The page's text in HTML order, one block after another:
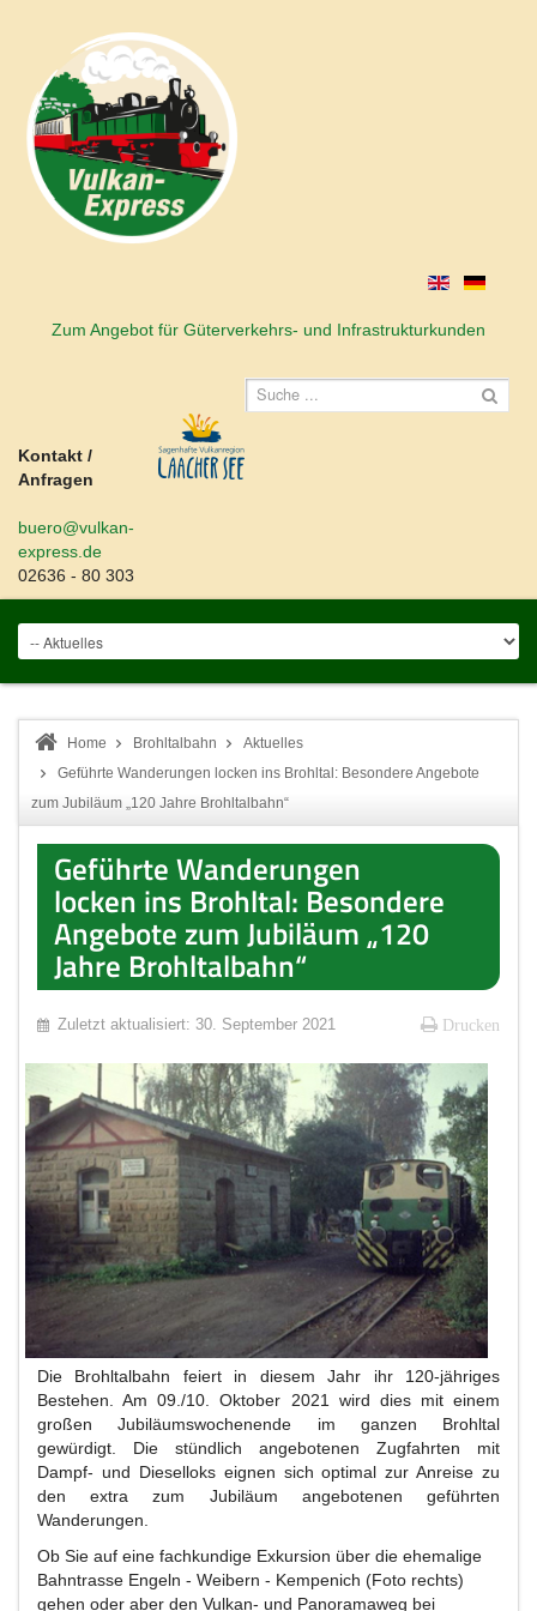
Zum Angebot für Güterverkehrs- und Infrastrukturkunden
Kontakt /
Anfragen
buero@vulkan-
express.de
02636 - 80 303
Home Brohltalbahn
Aktuelles
Geführte Wanderungen locken ins Brohltal: Besondere Angebote
zum Jubiläum „120 Jahre Brohltalbahn“
Geführte Wanderungen
locken ins Brohltal: Besondere
Angebote zum Jubiläum „120
Jahre Brohltalbahn“
Drucken
Zuletzt aktualisiert: 30. September 2021
Die Brohltalbahn feiert in diesem Jahr ihr 120-jähriges
Bestehen. Am 09./10. Oktober 2021 wird dies mit einem
großen Jubiläumswochenende im ganzen Brohltal
gewürdigt. Die stündlich angebotenen Zugfahrten mit
Dampf- und Dieselloks eignen sich optimal zur Anreise zu
den extra zum Jubiläum angebotenen geführten
Wanderungen.
Ob Sie auf eine fachkundige Exkursion über die ehemalige
Bahntrasse Engeln - Weibern - Kempenich (Foto rechts)
gehen oder aber den Vulkan- und Panoramaweg bei